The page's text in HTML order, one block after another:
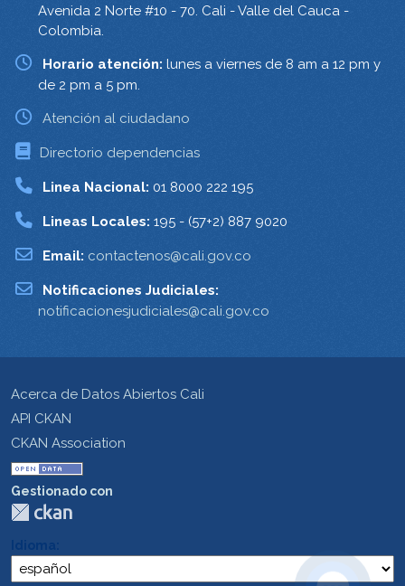
Avenida 2 Norte #10 - 70. Cali - Valle del Cauca -
Colombia.
Horario atención: lunes a viernes de 8 am a 12 pm y
de 2 pm a 5 pm.
Atención al ciudadano
Directorio dependencias
Linea Nacional: 01 8000 222 195
Lineas Locales: 195 - (57+2) 887 9020
Email: contactenos@cali.gov.co
Notificaciones Judiciales:
notificacionesjudiciales@cali.gov.co
Acerca de Datos Abiertos Cali
API CKAN
CKAN Association
Gestionado con